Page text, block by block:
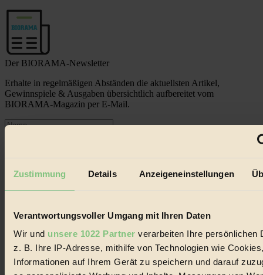
Zustimmung Details Anzeigeneinstellungen
Verantwortungsvoller Umgang mit Ihren Daten
Wir und unsere 1022 Partner verarbeiten Ihre persönlichen
z. B. Ihre IP-Adresse, mithilfe von Technologien wie
Informationen auf Ihrem Gerät zu speichern und darauf
Der BIORAMA-Newsletter
Erhalte in regelmäßigen Abständen die aktuellsten Artikel,
Gewinnspiele & Ausgaben übersichtlich aufbereitet vom
BIORAMA-Magazin per E-Mail.
© 2026 Biorama GmbH
Impressum & Disclaimer
Datenschutz
Mediadaten